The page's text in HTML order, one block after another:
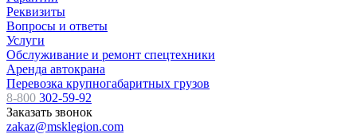
Реквизиты
Вопросы и ответы
Услуги
Обслуживание и ремонт спецтехники
Аренда автокрана
Перевозка крупногабаритных грузов
8-800 302-59-92
Заказать звонок
zakaz@msklegion.com